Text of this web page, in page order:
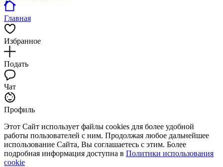
Главная
Избранное
Подать
Чат
Профиль
Этот Сайт использует файлы cookies для более удобной
работы пользователей с ним. Продолжая любое дальнейшее
использование Сайта, Вы соглашаетесь с этим. Более
подробная информация доступна в Политики использования
cookie